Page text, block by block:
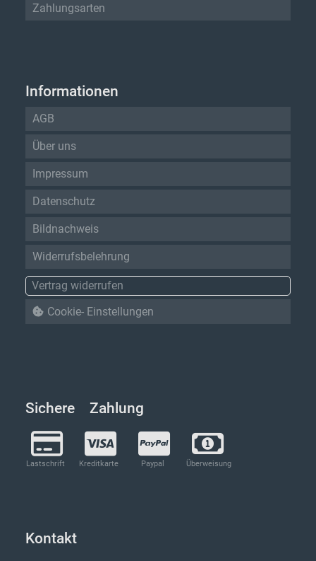
Sichere Zahlung
Lastschrift Kreditkarte Paypal Überweisung
Zahlungsarten
Informationen
AGB
Über uns
Impressum
Datenschutz
Bildnachweis
Widerrufsbelehrung
Vertrag widerrufen
Cookie- Einstellungen
Kontakt